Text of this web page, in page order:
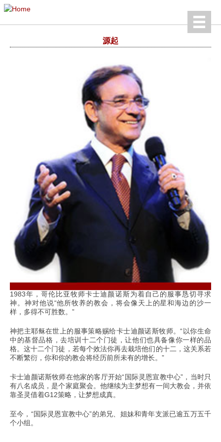
English
源起
1983年，哥伦比亚牧师卡士迪颜诺斯为着自己的服事恳切寻求
神。神对他说“他所牧养的教会，将会像天上的星和海边的沙一
样，多得不可胜数。”
神把主耶稣在世上的服事策略赐给卡士迪颜诺斯牧师。“以你生命
中的基督品格，去培训十二个门徒，让他们也具备像你一样的品
格。这十二个门徒，若每个效法你再去栽培他们的十二，这关系若
不断繁衍，你和你的教会将经历前所未有的增长。”
卡士迪颜诺斯牧师在他家的客厅开始“国际灵恩宣教中心”，当时只
有八名成员，是个家庭聚会。他继续为主梦想有一间大教会，并依
靠圣灵借着G12策略，让梦想成真。
至今，“国际灵恩宣教中心”的弟兄、姐妹和青年支派已逾五万五千
个小组。